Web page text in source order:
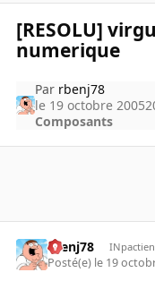
[RESOLU]
numerique
Par rbenj78
le 19 octobre 2005
Composants
rbenj78 INpactien
Posté(e) le 19